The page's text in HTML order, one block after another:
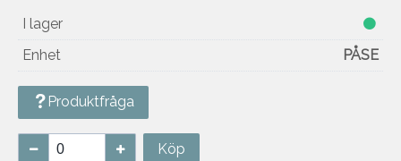
I lager
Enhet
PÅSE
Produktfråga
Köp